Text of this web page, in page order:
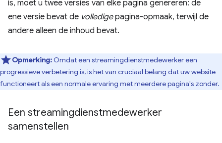
is, moet u twee versies van elke pagina genereren: de
ene versie bevat de volledigepagina-opmaak, terwijl de
andere alleen de inhoud bevat.
Opmerking: Omdat een streamingdienstmedewerker een
progressieve verbetering is, is het van cruciaal belang dat uw website
functioneert als een normale ervaring met meerdere pagina's zonder.
Een streamingdienstmedewerker
samenstellen